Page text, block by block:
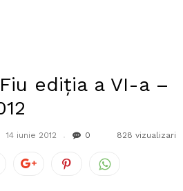
ediția a VI-a –
14 iunie 2012 0 828 vizualizari